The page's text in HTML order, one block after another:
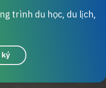
trình du học, du lịch,